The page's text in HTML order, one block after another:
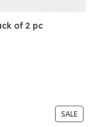
of 2 pc
SALE